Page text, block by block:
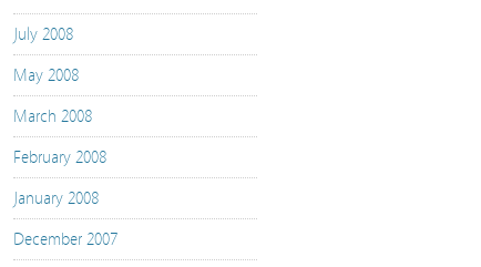
July 2008
May 2008
March 2008
February 2008
January 2008
December 2007